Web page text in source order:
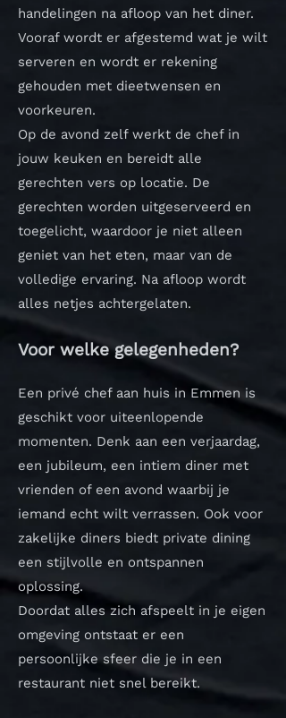
handelingen na afloop van het diner.
Vooraf wordt er afgestemd wat je wilt
serveren en wordt er rekening
gehouden met dieetwensen en
voorkeuren.
Op de avond zelf werkt de chef in
jouw keuken en bereidt alle
gerechten vers op locatie. De
gerechten worden uitgeserveerd en
toegelicht, waardoor je niet alleen
geniet van het eten, maar van de
volledige ervaring. Na afloop wordt
alles netjes achtergelaten.
Voor welke gelegenheden?
Een privé chef aan huis in Emmen is
geschikt voor uiteenlopende
momenten. Denk aan een verjaardag,
een jubileum, een intiem diner met
vrienden of een avond waarbij je
iemand echt wilt verrassen. Ook voor
zakelijke diners biedt private dining
een stijlvolle en ontspannen
oplossing.
Doordat alles zich afspeelt in je eigen
omgeving ontstaat er een
persoonlijke sfeer die je in een
restaurant niet snel bereikt.